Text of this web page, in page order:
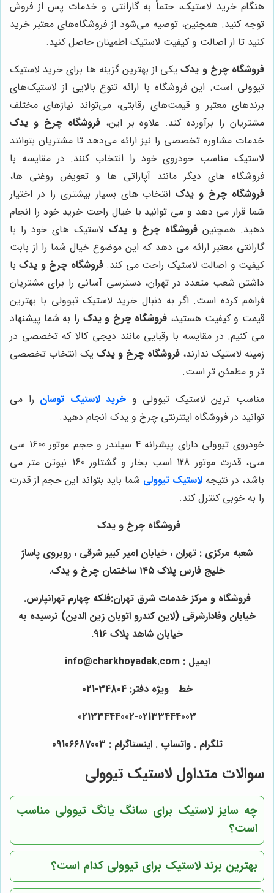
هنگام خرید لاستیک، حتماً به گارانتی و خدمات پس از فروش
توجه کنید. همچنین، توصیه می‌شود از فروشگاه‌های معتبر خرید
کنید تا از اصالت و کیفیت لاستیک اطمینان حاصل کنید.
فروشگاه چرخ و یدکیکی از بهترین گزینه ها برای خرید لاستیک
تیوولی است. این فروشگاه با ارائه تنوع بالایی از لاستیک‌های
برندهای معتبر و قیمت‌های رقابتی، می‌تواند نیازهای مختلف
مشتریان را برآورده کند. علاوه بر این،فروشگاه چرخ و یدک
خدمات مشاوره تخصصی را نیز ارائه می‌دهد تا مشتریان بتوانند
لاستیک مناسب خودروی خود را انتخاب کنند. در مقایسه با
فروشگاه های دیگر مانند آپاراتی ها و تعویض روغنی ها،
فروشگاه چرخ و یدکانتخاب های بسیار بیشتری را در اختیار
شما قرار می دهد و می توانید با خیال راحت خرید خود را انجام
دهید. همچنین فروشگاه چرخ و یدک لاستیک های خود را با
گارانتی معتبر ارائه می دهد که این موضوع خیال شما را از بابت
کیفیت و اصالت لاستیک راحت می کند.فروشگاه چرخ و یدکبا
داشتن شعب متعدد در تهران، دسترسی آسانی را برای مشتریان
فراهم کرده است. اگر به دنبال خرید لاستیک تیوولی با بهترین
قیمت و کیفیت هستید، فروشگاه چرخ و یدک را به شما پیشنهاد
می کنیم. در مقایسه با رقبایی مانند دیجی کالا که تخصصی در
زمینه لاستیک ندارند، فروشگاه چرخ و یدک یک انتخاب تخصصی
تر و مطمئن تر است.
مناسب ترین لاستیک تیوولی و خرید لاستیک توسان را می
توانید در فروشگاه اینترنتی چرخ و یدک انجام دهید.
خودروی تیوولی دارای پیشرانه 4 سیلندر و حجم موتور 1600 سی
سی، قدرت موتور 128 اسب بخار و گشتاور 160 نیوتن متر می
باشد، در نتیجه لاستیک تیوولی شما باید بتواند این حجم از قدرت
را به خوبی کنترل کند.
فروشگاه چرخ و یدک
شعبه مرکزی : تهران ، خیابان امیر کبیر شرقی ، روبروی پاساژ
خلیج فارس پلاک ۱۴۵ ساختمان چرخ و یدک.
فروشگاه و مرکز خدمات شرق تهران:فلکه چهارم تهرانپارس.
خیابان وفادارشرقی (لاین کندرو اتوبان زین الدین) نرسیده به
خیابان شاهد پلاک 916.
ایمیل : info@charkhoyadak.com
خط ویژه دفتر: 34804-021
02133444002-02133444003
تلگرام . واتساپ . اینستاگرام : 09106687003
سوالات متداول لاستیک تیوولی
چه سایز لاستیک برای سانگ یانگ تیوولی مناسب
است؟
بهترین برند لاستیک برای تیوولی کدام است؟